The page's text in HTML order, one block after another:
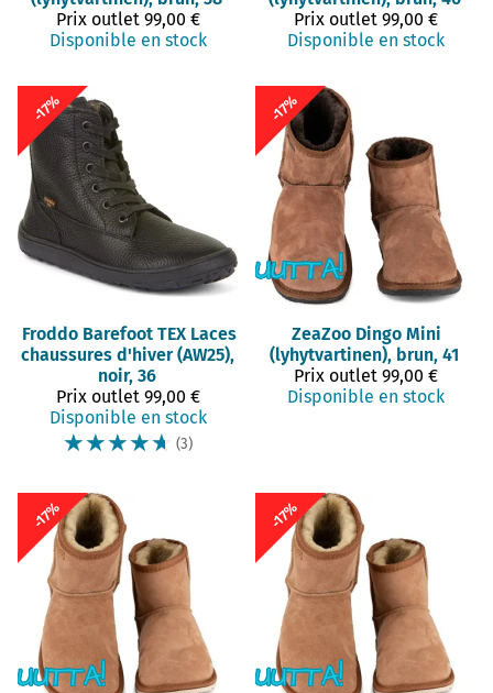
Prix outlet99,00 €
Disponible en stock
Prix outlet99,00 €
Disponible en stock
-17%
Froddo Barefoot TEX Laces
chaussures d'hiver (AW25),
noir, 36
Prix outlet99,00 €
Disponible en stock
☆☆☆☆☆ (3)
-17%
ZeaZoo Dingo Mini
(lyhytvartinen), brun, 41
Prix outlet99,00 €
Disponible en stock
-17% -17%